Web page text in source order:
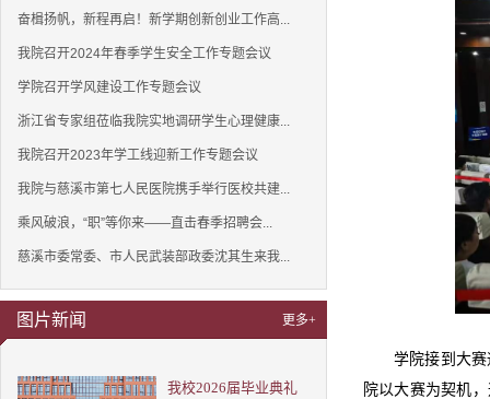
奋楫扬帆，新程再启！新学期创新创业工作高...
我院召开2024年春季学生安全工作专题会议
学院召开学风建设工作专题会议
浙江省专家组莅临我院实地调研学生心理健康...
我院召开2023年学工线迎新工作专题会议
我院与慈溪市第七人民医院携手举行医校共建...
乘风破浪，“职”等你来——直击春季招聘会...
慈溪市委常委、市人民武装部政委沈其生来我...
图片新闻 更多+
我校2026届毕业典礼
学院接到大
院以大赛为契机